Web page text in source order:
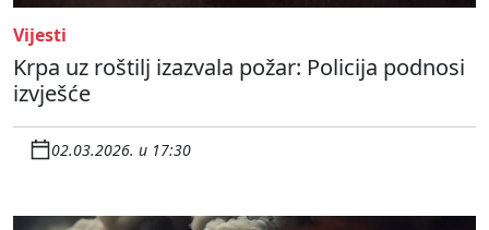
Vijesti
Krpa uz roštilj izazvala požar: Policija podnosi
izvješće
02.03.2026. u 17:30